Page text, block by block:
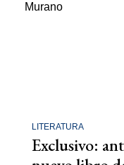
LITERATURA
Exclusivo: